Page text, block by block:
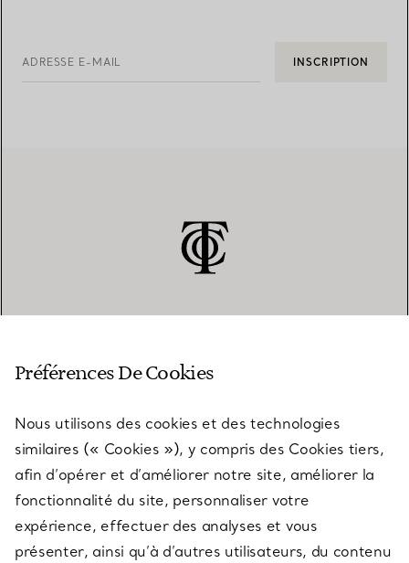
ADRESSE E-MAIL INSCRIPTION
SERVICES
À PROPOS
Préférences De Cookies
Nous utilisons des cookies et des technologies
similaires (« Cookies »), y compris des Cookies tiers,
afin d’opérer et d’améliorer notre site, améliorer la
fonctionnalité du site, personnaliser votre
expérience, effectuer des analyses et vous
présenter, ainsi qu’à d’autres utilisateurs, du contenu